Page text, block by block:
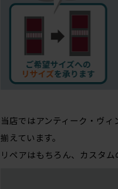
当店ではアンティーク・ヴ
揃えています。
リペアはもちろん、カスタ